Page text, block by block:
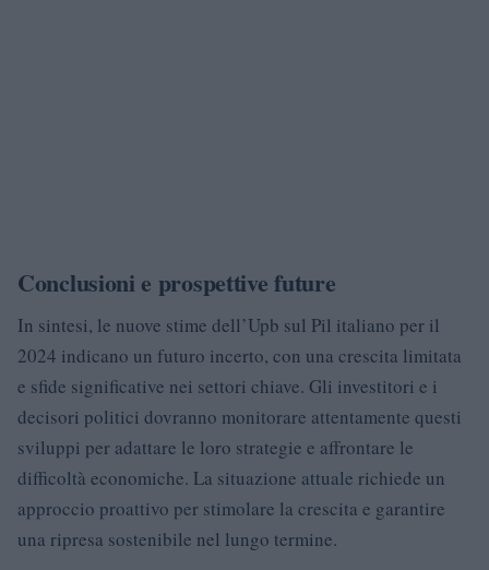
Conclusioni e prospettive future
In sintesi, le nuove stime dell’Upb sul Pil italiano per il
2024 indicano un futuro incerto, con una crescita limitata
e sfide significative nei settori chiave. Gli investitori e i
decisori politici dovranno monitorare attentamente questi
sviluppi per adattare le loro strategie e affrontare le
difficoltà economiche. La situazione attuale richiede un
approccio proattivo per stimolare la crescita e garantire
una ripresa sostenibile nel lungo termine.